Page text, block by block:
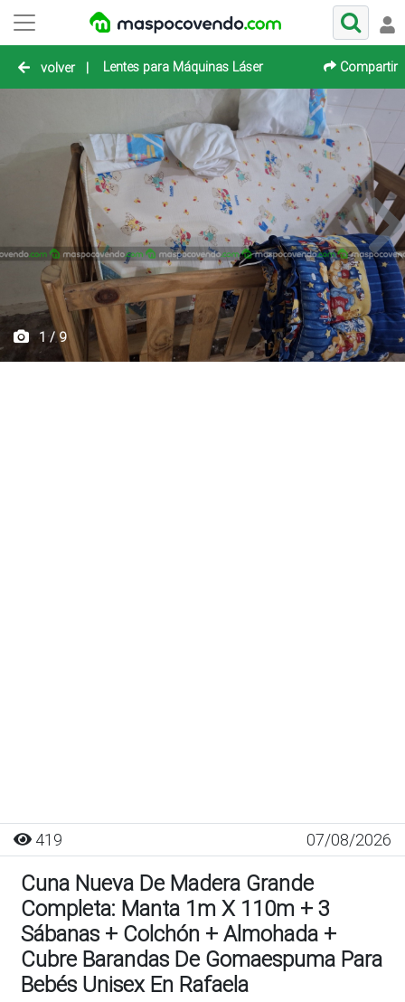
volver | Lentes para Máquinas Láser Compartir
1 / 9
419 07/08/2026
Cuna Nueva De Madera Grande
Completa: Manta 1m X 110m + 3
Sábanas + Colchón + Almohada +
Cubre Barandas De Gomaespuma Para
Bebés Unisex En Rafaela